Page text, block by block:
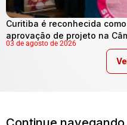
Curitiba é reconhecida
aprovação de projeto na
03 de agosto de 2026